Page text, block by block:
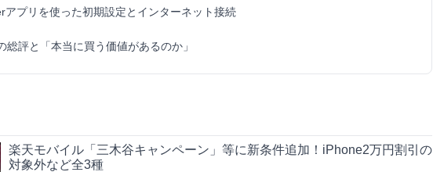
アプリを使った初期設定とインターネット接続
総評と「本当に買う価値があるのか」
楽天モバイル「三木谷キャンペーン」等に新条件追加！iPhone2万円割引の
対象外など全3種